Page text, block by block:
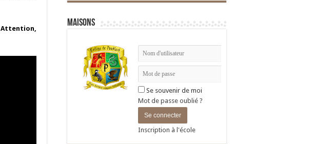
Attention,
Maisons
Se souvenir de moi
Mot de passe oublié ?
Inscription à l'école